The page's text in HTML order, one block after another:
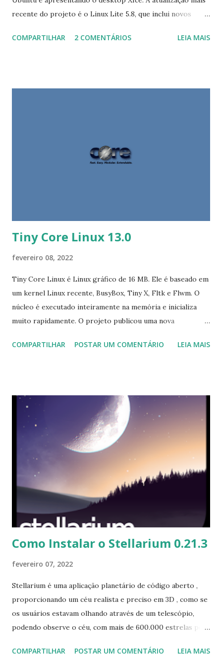
recente do projeto é o Linux Lite 5.8, que inclui novos
usar. "Linux Lite 5.8 Final já está disponível para download e
transição para um sistema operacional baseado em Linux,
amigável. Se você vem de outro SO baseado em Linux, você
COMPARTILHAR 2 COMENTÁRIOS LEIA MAIS
Tiny Core Linux 13.0
fevereiro 08, 2022
Tiny Core Linux é Linux gráfico de 16 MB. Ele é baseado em
um kernel Linux recente, BusyBox, Tiny X, Fltk e Flwm. O
núcleo é executado inteiramente na memória e inicializa
muito rapidamente. O projeto publicou uma nova
kernel e userland. O anúncio de lançamento afirma:
para 1.46.4; util-linux base libs /apps atualizado para 2.37.2;
busybox atualizado para 1.34.1; 50-udev-default.rules:
adiciona permissões de mídia; select: requer que "quebrar"
usado em scripts awk; filetool.sh: evita alterações gratuitas
em .filetool. lst's timestamp de bdantas; tce-update: se
nenhum diretório especificado para 'list' ou 'query', padrão
de bdantas; tc-config: mova o nodhcp static_ip anterior, de
andyj. Nota: algumas versões mais ...
COMPARTILHAR POSTAR UM COMENTÁRIO LEIA MAIS
Como Instalar o Stellarium 0.21.3
fevereiro 07, 2022
Stellarium é uma aplicação planetário de código aberto ,
proporcionando um céu realista e preciso em 3D , como se
os usuários estavam olhando através de um telescópio,
podendo observe o céu, com mais de 600.000 estrelas por
com extras gratuitos), mais de 80.000 objetos espaciais,
COMPARTILHAR POSTAR UM COMENTÁRIO LEIA MAIS